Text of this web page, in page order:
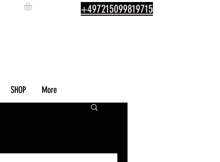
+497215099819715
SHOP More